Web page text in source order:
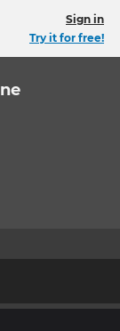
Sign in
Try it for free!